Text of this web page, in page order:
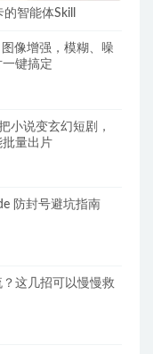
智能体Skill
像增强，模糊、噪
一键搞定
小说变玄幻短剧，
批量出片
防封号避坑指南
？这几招可以慢慢救